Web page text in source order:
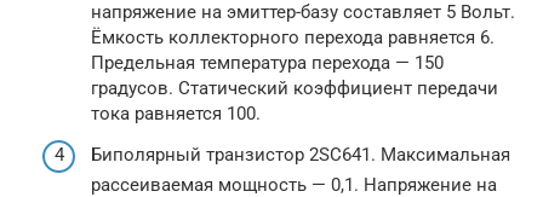
напряжение на эмиттер-базу составляет 5 Вольт.
Ёмкость коллекторного перехода равняется 6.
Предельная температура перехода — 150
градусов. Статический коэффициент передачи
тока равняется 100.
Биполярный транзистор 2SC641. Максимальная
рассеиваемая мощность — 0,1. Напряжение на